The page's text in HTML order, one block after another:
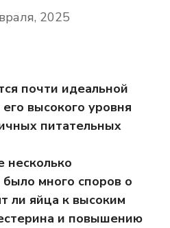
2025
почти идеальной
высокого уровня
питательных
несколько
много споров о
ли яйца к высоким
и повышению